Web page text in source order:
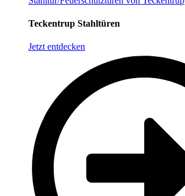
Teckentrup Stahltüren
Jetzt entdecken